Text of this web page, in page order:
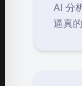
AI 分
逼真